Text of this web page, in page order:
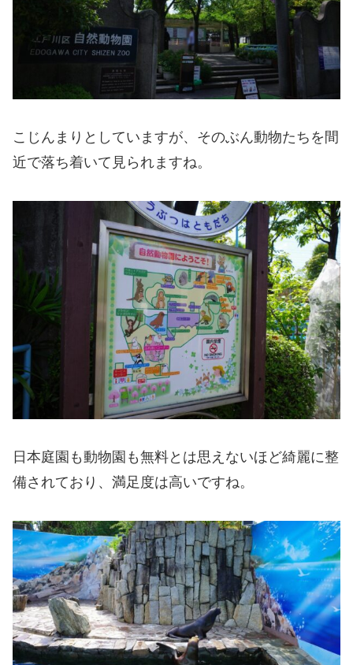
こじんまりとしていますが、そのぶん動物たちを間
近で落ち着いて見られますね。
日本庭園も動物園も無料とは思えないほど綺麗に整
備されており、満足度は高いですね。